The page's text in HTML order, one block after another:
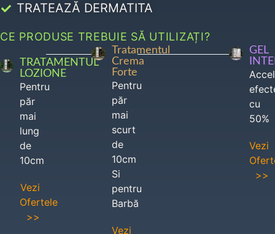
TRATEAZĂ DERMATITA
CE PRODUSE TREBUIE SĂ UTILIZAȚI?
TRATAMENTUL
LOZIONE
Pentru
păr
mai
lung
de
10cm
Vezi
Ofertele
>>
Tratamentul
Crema
Forte
Pentru
păr
mai
scurt
de
10cm
Si
pentru
Barbă
Vezi
GEL
cu
50%
Vezi
>>